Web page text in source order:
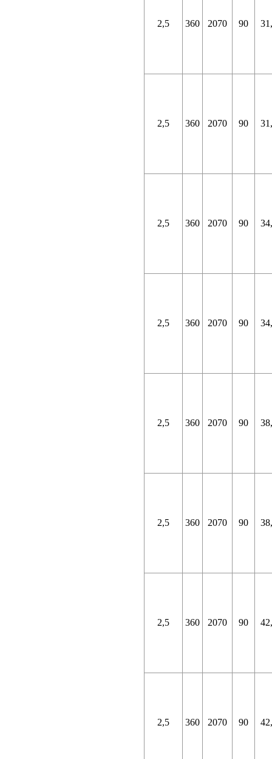
2,5 360 2070 90
2,5 360 2070 90
2,5 360 2070 90
2,5 360 2070 90
2,5 360 2070 90
2,5 360 2070 90
2,5 360 2070 90
2,5 360 2070 90